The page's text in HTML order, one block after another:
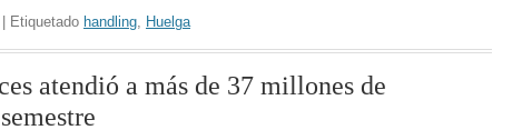
| Etiquetado handling Huelga
atendió a más de 37 millones de